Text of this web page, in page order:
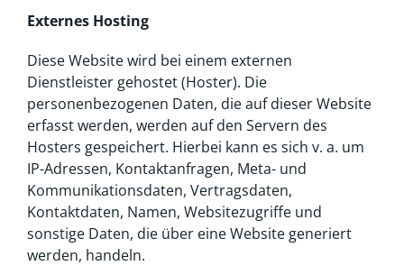
Externes Hosting
Diese Website wird bei einem externen
Dienstleister gehostet (Hoster). Die
personenbezogenen Daten, die auf dieser Website
erfasst werden, werden auf den Servern des
Hosters gespeichert. Hierbei kann es sich v. a. um
IP-Adressen, Kontaktanfragen, Meta- und
Kommunikationsdaten, Vertragsdaten,
Kontaktdaten, Namen, Websitezugriffe und
sonstige Daten, die über eine Website generiert
werden, handeln.